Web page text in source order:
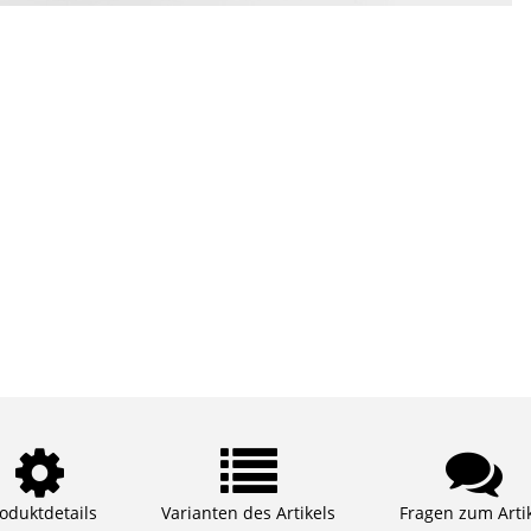
Varianten des Artikels Fragen zum